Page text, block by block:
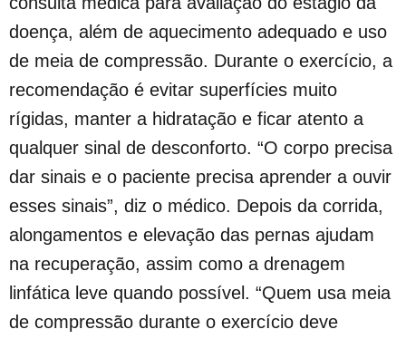
doença, além de aquecimento adequado e uso
de meia de compressão. Durante o exercício, a
recomendação é evitar superfícies muito
rígidas, manter a hidratação e ficar atento a
qualquer sinal de desconforto. “O corpo precisa
dar sinais e o paciente precisa aprender a ouvir
esses sinais”, diz o médico. Depois da corrida,
alongamentos e elevação das pernas ajudam
na recuperação, assim como a drenagem
linfática leve quando possível. “Quem usa meia
de compressão durante o exercício deve